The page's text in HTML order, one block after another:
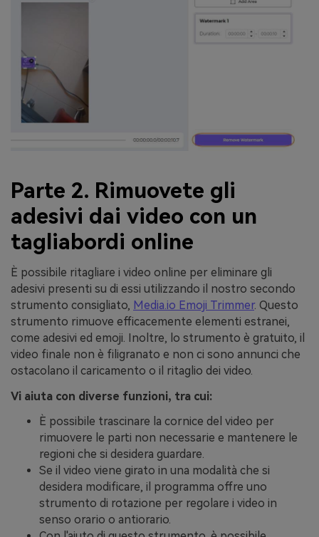
Parte 2. Rimuovete gli
adesivi dai video con un
tagliabordi online
È possibile ritagliare i video online per eliminare gli
adesivi presenti su di essi utilizzando il nostro secondo
strumento consigliato, Media.io Emoji Trimmer. Questo
strumento rimuove efficacemente elementi estranei,
come adesivi ed emoji. Inoltre, lo strumento è gratuito, il
video finale non è filigranato e non ci sono annunci che
ostacolano il caricamento o il ritaglio dei video.
Vi aiuta con diverse funzioni, tra cui:
È possibile trascinare la cornice del video per
rimuovere le parti non necessarie e mantenere le
regioni che si desidera guardare.
Se il video viene girato in una modalità che si
desidera modificare, il programma offre uno
strumento di rotazione per regolare i video in
senso orario o antiorario.